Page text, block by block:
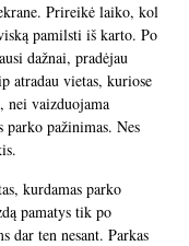
Prireikė laiko, kol
pamilsti iš karto. Po
dažnai, pradėjau
atradau vietas, kuriose
nei vaizduojama
pažinimas. Nes
kurdamas parko
pamatys tik po
dar ten nesant. Parkas